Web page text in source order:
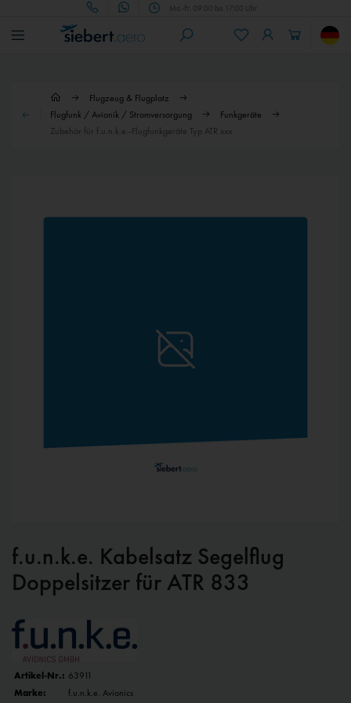
Mo.-Fr. 09:00 bis 17:00 Uhr
Flugzeug & Flugplatz
Flugfunk / Avionik / Stromversorgung
Funkgeräte
Zubehör für f.u.n.k.e.-Flugfunkgeräte Typ ATR xxx
f.u.n.k.e. Kabelsatz Segelflug
Doppelsitzer für ATR 833
Artikel-Nr.: 63911
Marke:
f.u.n.k.e. Avionics